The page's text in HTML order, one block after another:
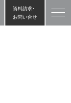
資料請求･
お問い合せ